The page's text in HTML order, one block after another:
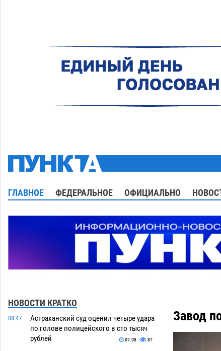
ГЛАВНОЕ ФЕДЕРАЛЬНОЕ ОФИЦИАЛЬНО
НОВОСТИ КРАТКО
08:47
Астраханский суд оценил четыре удара
по голове полицейского в сто тысяч
рублей
07.08 87
Завод